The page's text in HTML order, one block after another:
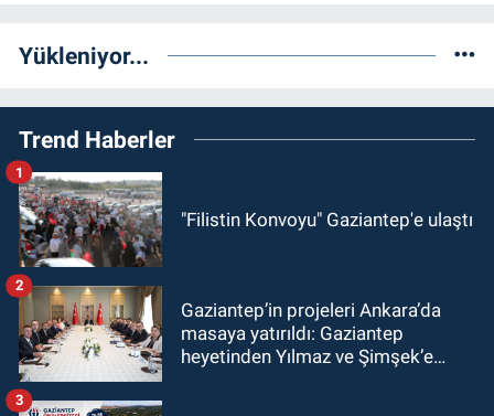
Yükleniyor...
Trend Haberler
"Filistin Konvoyu" Gaziantep'e ulaştı
1
Gaziantep’in projeleri Ankara’da
masaya yatırıldı: Gaziantep
heyetinden Yılmaz ve Şimşek’e
2
3